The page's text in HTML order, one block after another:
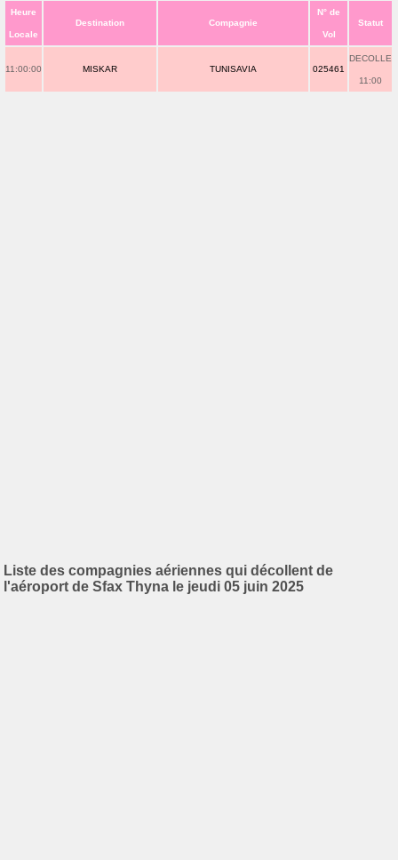
Heure
Locale
Destination Compagnie
N° de
Vol
Statut
11:00:00 MISKAR TUNISAVIA 025461
DECOLLE
11:00
Liste des compagnies aériennes qui décollent de
l'aéroport de Sfax Thyna le jeudi 05 juin 2025